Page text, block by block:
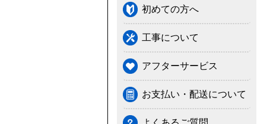
初めての方へ
工事について
アフターサービス
お支払い・配送について